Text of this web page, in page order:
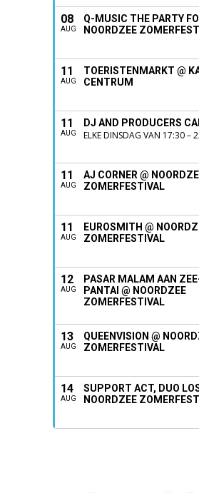
08
AUG
Q-MUSIC THE PARTY
NOORDZEE
11
AUG
TOERISTENMARKT @
CENTRUM
11
AUG
DJ AND PRODUCERS
ELKE DINSDAG VAN 17:30 –
11
AUG
AJ CORNER @
ZOMERFESTIVAL
11
AUG
EUROSMITH @
ZOMERFESTIVAL
12
AUG
PASAR MALAM AAN
PANTAI @ NOORDZEE
ZOMERFESTIVAL
13
AUG
QUEENVISION @
ZOMERFESTIVAL
14
AUG
SUPPORT ACT, DUO
NOORDZEE